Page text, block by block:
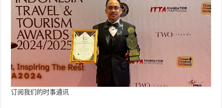
订阅我们的时事通讯